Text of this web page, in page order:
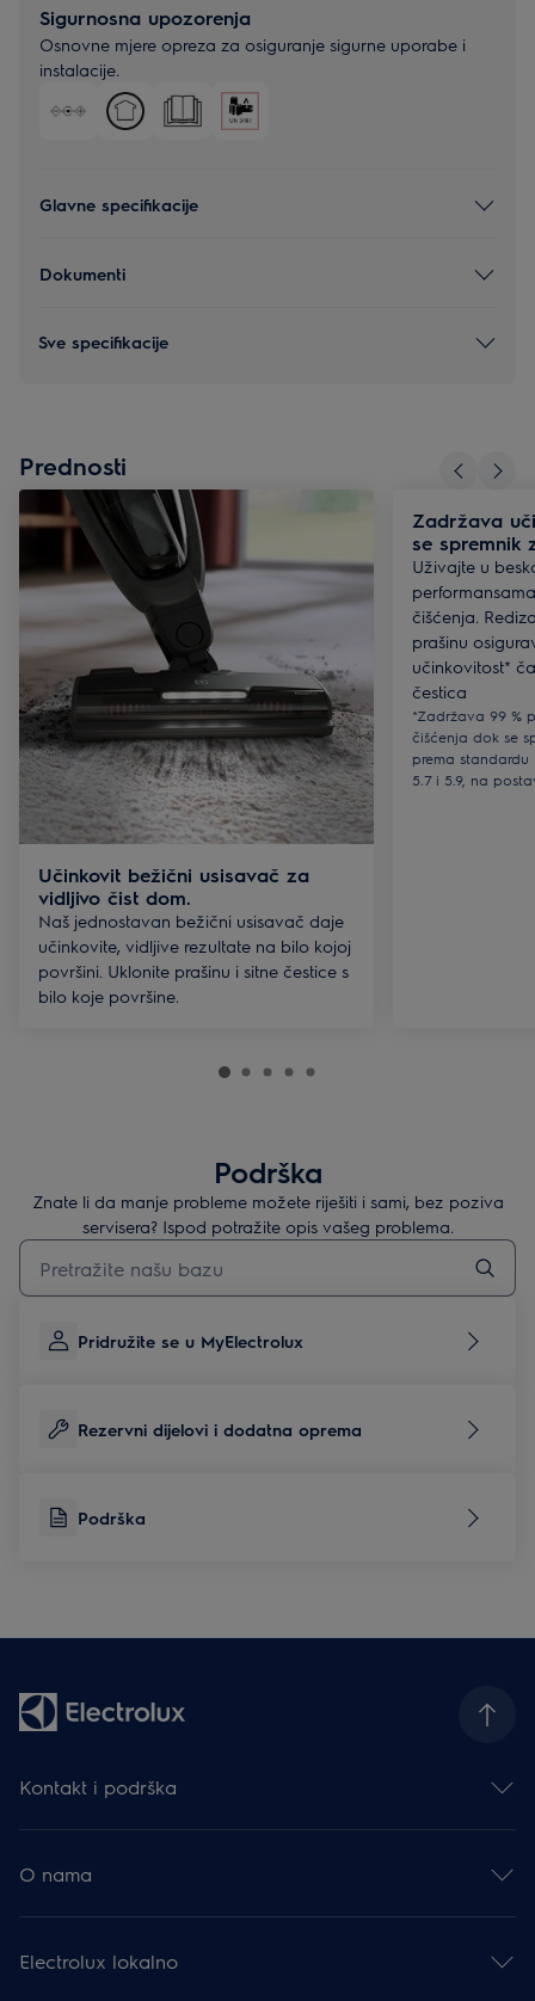
Sigurnosna upozorenja
Osnovne mjere opreza za osiguranje sigurne uporabe i
instalacije.
Glavne specifikacije
Dokumenti
Sve specifikacije
Prednosti
Učinkovit bežični usisavač za
vidljivo čist dom.
​Naš jednostavan bežični usisavač daje
učinkovite, vidljive rezultate na bilo kojoj
površini. Uklonite prašinu i sitne čestice s
bilo koje površine.
Zadržava
se spremnik
Uživajte u
čišćenja.
prašinu
učinkovitost*
čestica​
*Zadržava 99 %
čišćenja dok se
prema standardu
5.7 i 5.9, na
Podrška
Znate li da manje probleme možete riješiti i sami, bez poziva
servisera? Ispod potražite opis vašeg problema.
Upišite za pretraživanje članaka podrške
Pridružite se u MyElectrolux
Rezervni dijelovi i dodatna oprema
Podrška
Kontakt i podrška
Newsletter
Facebook
Instagram
Podrška
O nama
Karijera
Financijske informacije
Electrolux lokalno